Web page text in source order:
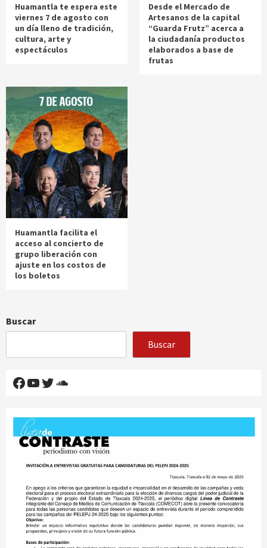
Huamantla te espera este
viernes 7 de agosto con
un día lleno de tradición,
cultura, arte y
espectáculos
Desde el Mercado de
Artesanos de la capital
“Guarda Frutz” acerca a
la ciudadanía productos
elaborados a base de
frutas
Huamantla facilita el
acceso al concierto de
grupo liberación con
ajuste en los costos de
los boletos
Buscar
Buscar
Facebook
YouTube
Twitter
SoundCloud